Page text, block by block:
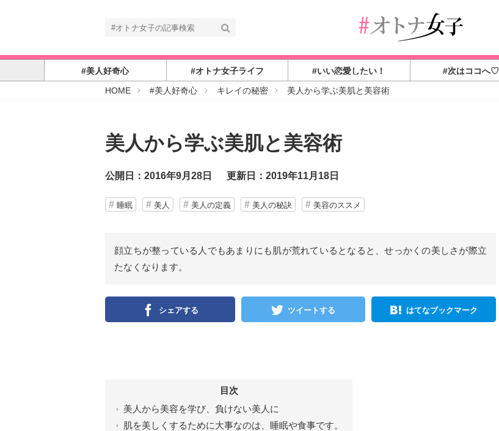
#美人好奇心 #オトナ女子ライフ #いい恋愛したい！ #次はココへ♡
HOME#
子
#美人好奇心 キレイの秘密 美人から学ぶ美肌と美容術
美人から学ぶ美肌と美容術
公開日：2016年9月28日 更新日：2019年11月18日
睡眠 美人 美人の定義 美人の秘訣 美容のススメ
顔立ちが整っている人でもあまりにも肌が荒れているとなると、せっかくの美しさが際立
たなくなります。
シェアする ツイートする はてなブックマーク
目次
美人から美容を学び、負けない美人に
肌を美しくするために大事なのは、睡眠や食事です。